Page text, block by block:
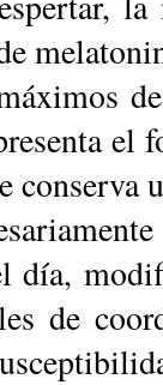
día,
de